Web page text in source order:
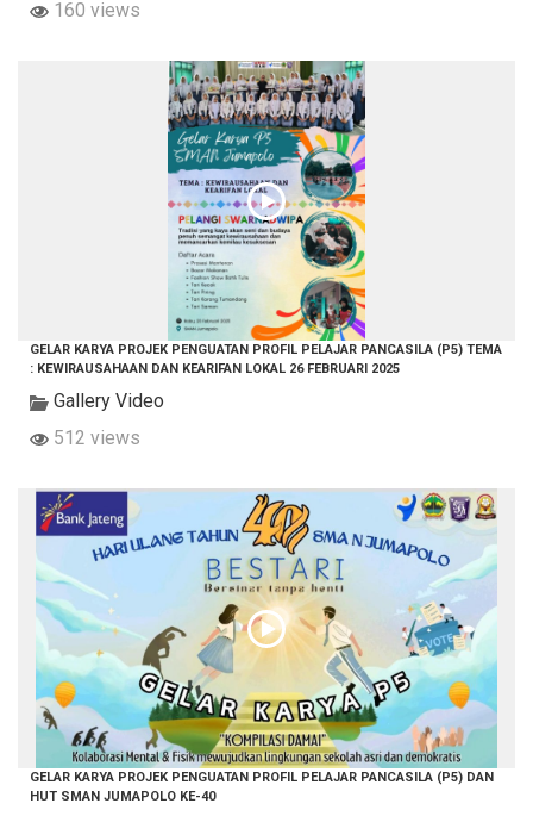
160 views
GELAR KARYA PROJEK PENGUATAN PROFIL PELAJAR PANCASILA (P5) TEMA
: KEWIRAUSAHAAN DAN KEARIFAN LOKAL 26 FEBRUARI 2025
Gallery Video
512 views
GELAR KARYA PROJEK PENGUATAN PROFIL PELAJAR PANCASILA (P5) DAN
HUT SMAN JUMAPOLO KE-40